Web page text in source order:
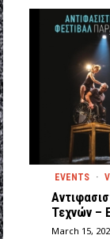
EVENTS ·
Τεχνών –
March 15,